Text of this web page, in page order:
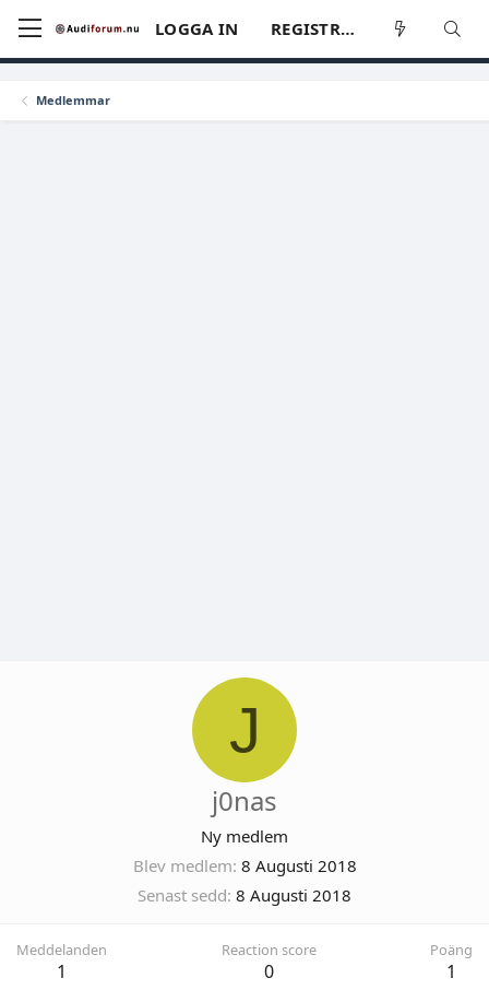
LOGGA IN REGISTRERA
Medlemmar
J
j0nas
Ny medlem
Blev medlem 8 Augusti 2018
Senast sedd 8 Augusti 2018
Meddelanden
1
Reaction score
0
Poäng
1